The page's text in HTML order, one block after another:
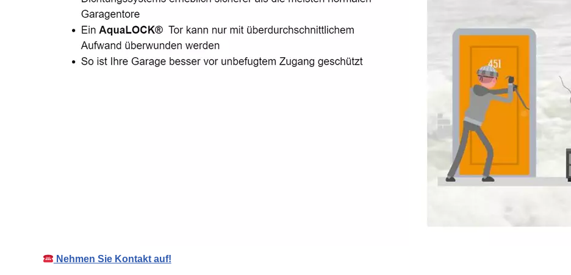
Nehmen Sie Kontakt auf!